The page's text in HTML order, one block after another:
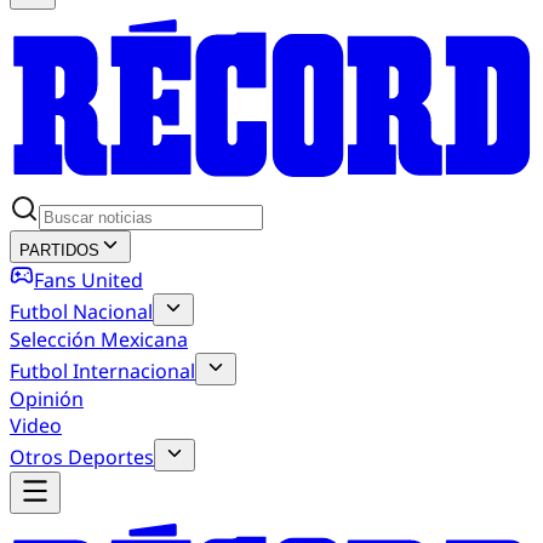
PARTIDOS
Fans United
Futbol Nacional
Selección Mexicana
Futbol Internacional
Opinión
Video
Otros Deportes